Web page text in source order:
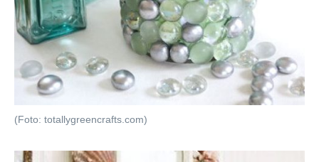
(Foto: totallygreencrafts.com)